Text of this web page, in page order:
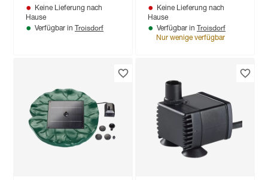
Keine Lieferung nach
Hause
Verfügbar in Troisdorf
Keine Lieferung nach
Hause
Verfügbar in Troisdorf
Nur wenige verfügbar